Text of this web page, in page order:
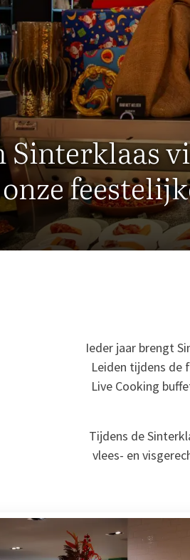
Sinterklaas
Ieder jaar brengt
Leiden tijdens de
Live Cooking
Tijdens de
vlees- en